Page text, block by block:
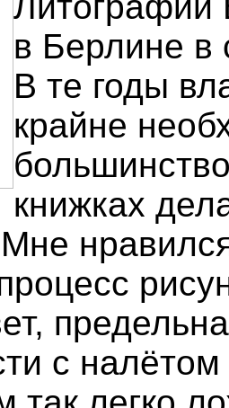
в Берлине в
В те годы
крайне
книжках
с